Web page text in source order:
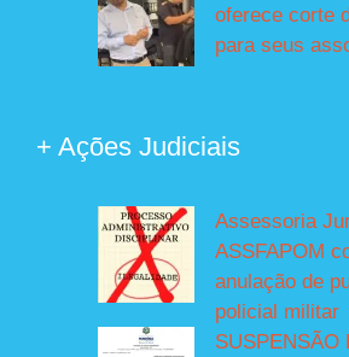
oferece corte
para seus
+ Ações Judiciais
Assessoria
ASSFAPOM
anulação de
policial militar
SUSPENSÃO